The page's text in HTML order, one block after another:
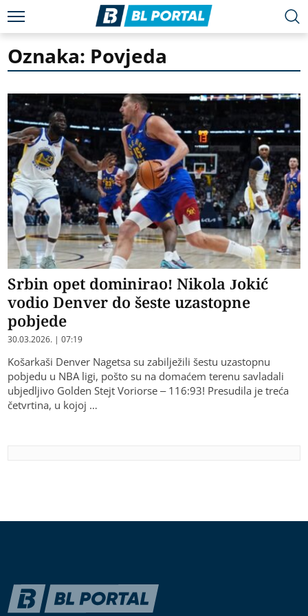
Oznaka: Povjeda
Srbin opet dominirao! Nikola Jokić
vodio Denver do šeste uzastopne
pobjede
30.03.2026. | 07:19
Košarkaši Denver Nagetsa su zabilježili šestu uzastopnu
pobjedu u NBA ligi, pošto su na domaćem terenu savladali
ubjedljivo Golden Stejt Voriorse – 116:93! Presudila je treća
četvrtina, u kojoj …